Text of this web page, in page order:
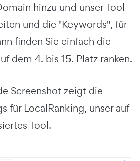
hinzu und unser Tool
und die "Keywords", für
finden Sie einfach die
dem 4. bis 15. Platz ranken.
Screenshot zeigt die
für LocalRanking, unser auf
Tool.